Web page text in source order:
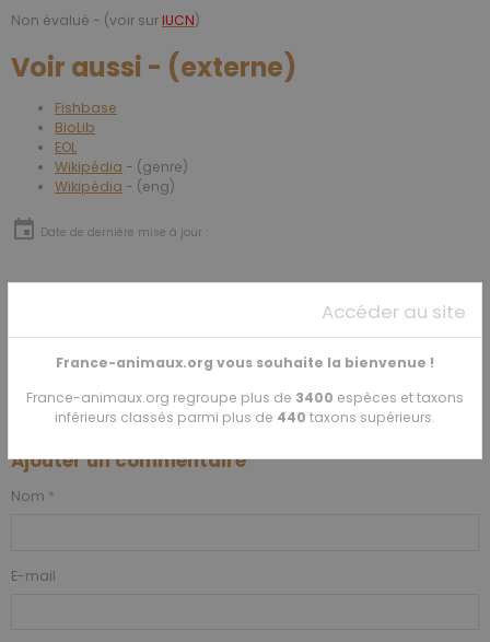
Non évalué - (voir sur IUCN)
Voir aussi - (externe)
Fishbase
BioLib
EOL
Wikipédia - (genre)
Wikipédia - (eng)
Date de dernière mise à jour :
★★★★
vote. Moyenne5sur 5.
Ajouter un commentaire
Nom
E-mail
Accéder au site
France-animaux.org vous souhaite la bienvenue !
France-animaux.org regroupe plus de 3400 espèces et taxons
inférieurs classés parmi plus de 440 taxons supérieurs.